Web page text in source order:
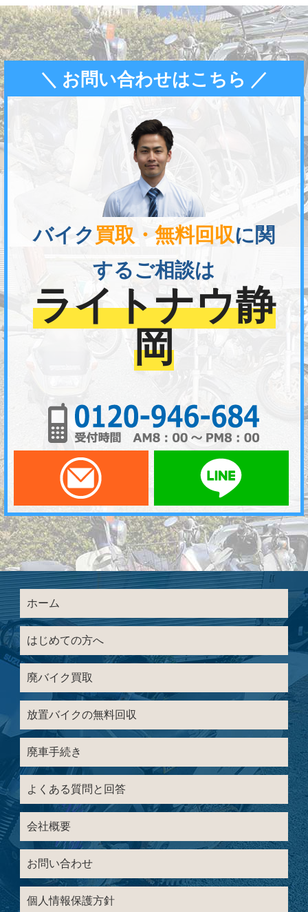
＼ お問い合わせはこちら ／
バイク 買取・無料回収に関
するご相談は
ライトナウ静
岡
メールでお問い合わせ
ホーム
はじめての方へ
廃バイク買取
放置バイクの無料回収
廃車手続き
よくある質問と回答
会社概要
お問い合わせ
個人情報保護方針